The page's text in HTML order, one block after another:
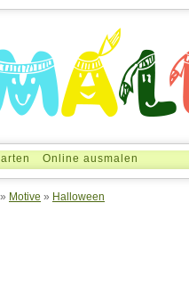
Online ausmalen
» Motive » Halloween